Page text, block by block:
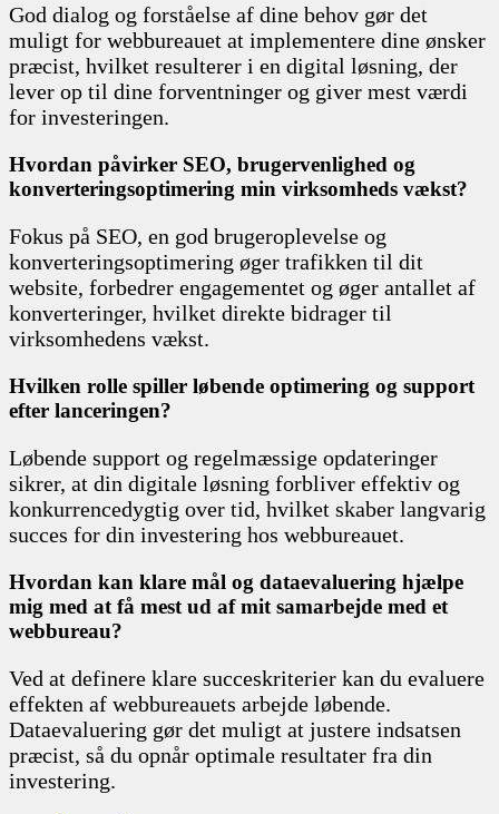
God dialog og forståelse af dine behov gør det
muligt for webbureauet at implementere dine ønsker
præcist, hvilket resulterer i en digital løsning, der
lever op til dine forventninger og giver mest værdi
for investeringen.
Hvordan påvirker SEO, brugervenlighed og
konverteringsoptimering min virksomheds vækst?
Fokus på SEO, en god brugeroplevelse og
konverteringsoptimering øger trafikken til dit
website, forbedrer engagementet og øger antallet af
konverteringer, hvilket direkte bidrager til
virksomhedens vækst.
Hvilken rolle spiller løbende optimering og support
efter lanceringen?
Løbende support og regelmæssige opdateringer
sikrer, at din digitale løsning forbliver effektiv og
konkurrencedygtig over tid, hvilket skaber langvarig
succes for din investering hos webbureauet.
Hvordan kan klare mål og dataevaluering hjælpe
mig med at få mest ud af mit samarbejde med et
webbureau?
Ved at definere klare succeskriterier kan du evaluere
effekten af webbureauets arbejde løbende.
Dataevaluering gør det muligt at justere indsatsen
præcist, så du opnår optimale resultater fra din
investering.